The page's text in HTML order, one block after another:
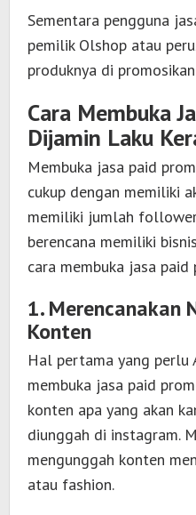
Sementara pengguna
pemilik Olshop atau
produknya di
Cara Membuka
Dijamin Laku
Membuka jasa paid
cukup dengan memiliki
memiliki jumlah
berencana memiliki
cara membuka jasa
1. Merencanakan
Konten
Hal pertama yang perlu
membuka jasa paid
konten apa yang akan
diunggah di instagram.
mengunggah konten
atau fashion.